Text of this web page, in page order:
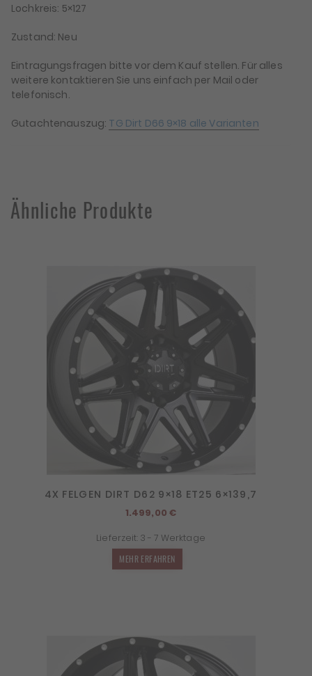
Lochkreis: 5×127
Zustand: Neu
Eintragungsfragen bitte vor dem Kauf stellen. Für alles
weitere kontaktieren Sie uns einfach per Mail oder
telefonisch.
Gutachtenauszug: TG Dirt D66 9×18 alle Varianten
Ähnliche Produkte
4X FELGEN DIRT D62 9×18 ET25 6×139,7
1.499,00€
Lieferzeit: 3 - 7 Werktage
MEHR ERFAHREN